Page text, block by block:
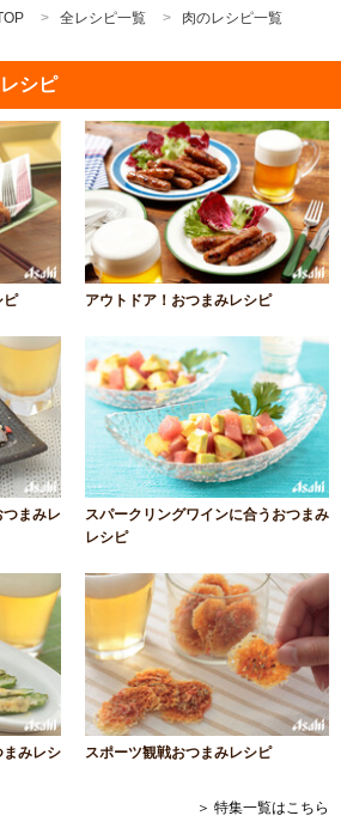
全レシピ一覧 肉のレシピ一覧
シピ
ピ アウトドア！おつまみレシピ
まみレ
スパークリングワインに合うおつまみ
レシピ
まみレシ
スポーツ観戦おつまみレシピ
＞ 特集一覧はこちら